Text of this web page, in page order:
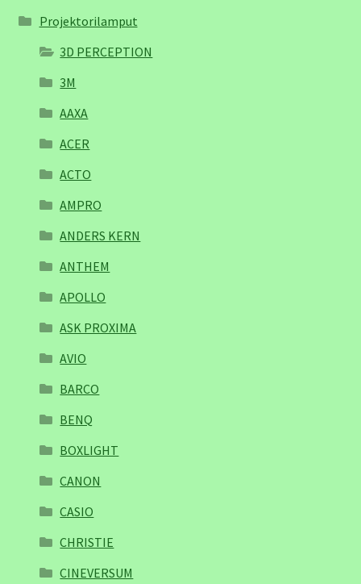
Projektorilamput
3D PERCEPTION
3M
AAXA
ACER
ACTO
AMPRO
ANDERS KERN
ANTHEM
APOLLO
ASK PROXIMA
AVIO
BARCO
BENQ
BOXLIGHT
CANON
CASIO
CHRISTIE
CINEVERSUM